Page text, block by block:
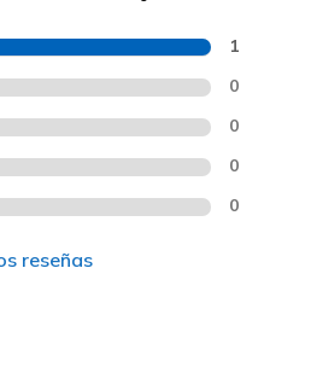
1
0
0
0
0
reseñas